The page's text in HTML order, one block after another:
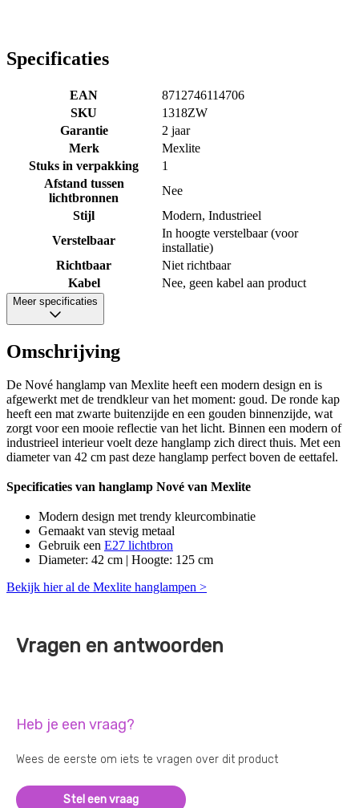
Specificaties
EAN
8712746114706
SKU
1318ZW
Garantie
2 jaar
Merk
Mexlite
Stuks in verpakking
1
Afstand tussen
lichtbronnen
Nee
Stijl
Modern, Industrieel
Verstelbaar
In hoogte verstelbaar (voor
installatie)
Richtbaar
Niet richtbaar
Kabel
Nee, geen kabel aan product
Meer specificaties
Omschrijving
De Nové hanglamp van Mexlite heeft een modern design en is
afgewerkt met de trendkleur van het moment: goud. De ronde kap
heeft een mat zwarte buitenzijde en een gouden binnenzijde, wat
zorgt voor een mooie reflectie van het licht. Binnen een modern of
industrieel interieur voelt deze hanglamp zich direct thuis. Met een
diameter van 42 cm past deze hanglamp perfect boven de eettafel.
Specificaties van hanglamp Nové van Mexlite
Modern design met trendy kleurcombinatie
Gemaakt van stevig metaal
Gebruik een E27 lichtbron
Diameter: 42 cm | Hoogte: 125 cm
Bekijk hier al de Mexlite hanglampen >
Vragen en antwoorden
Heb je een vraag?
Wees de eerste om iets te vragen over dit product
Stel een vraag